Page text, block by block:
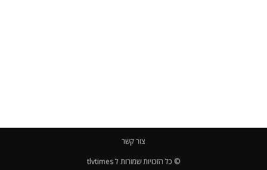
צור קשר
© כל הזכויות שמורות ל tlvtimes